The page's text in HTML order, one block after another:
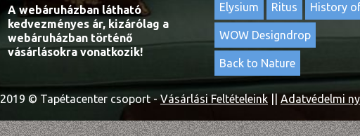
A webáruházban látható
kedvezményes ár, kizárólag a
webáruházban történő
vásárlásokra vonatkozik!
Elysium Ritus History
WOW Designdrop
Back to Nature
2019 © Tapétacenter csoport -Vásárlási Feltételeink Adatvédelmi